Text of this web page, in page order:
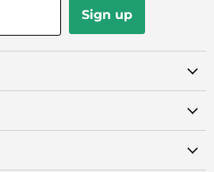
Sign up